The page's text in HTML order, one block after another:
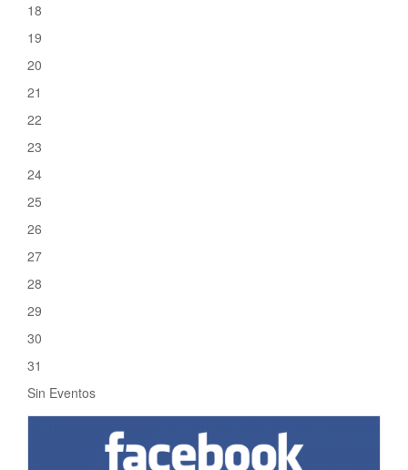
18
19
20
21
22
23
24
25
26
27
28
29
30
31
Sin Eventos